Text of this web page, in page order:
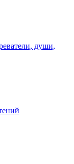
души,